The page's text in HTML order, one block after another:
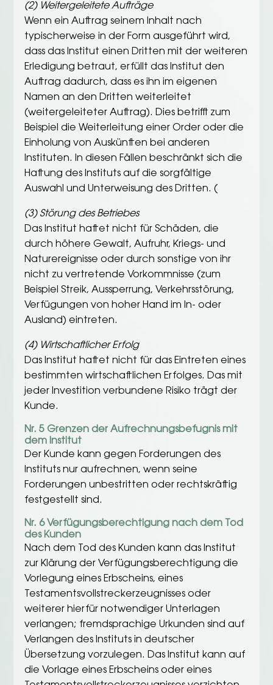
(2) Weitergeleitete Aufträge
Wenn ein Auftrag seinem Inhalt nach
typischerweise in der Form ausgeführt wird,
dass das Institut einen Dritten mit der weiteren
Erledigung betraut, erfüllt das Institut den
Auftrag dadurch, dass es ihn im eigenen
Namen an den Dritten weiterleitet
(weitergeleiteter Auftrag). Dies betrifft zum
Beispiel die Weiterleitung einer Order oder die
Einholung von Auskünften bei anderen
Instituten. In diesen Fällen beschränkt sich die
Haftung des Instituts auf die sorgfältige
Auswahl und Unterweisung des Dritten. (
(3) Störung des Betriebes
Das Institut haftet nicht für Schäden, die
durch höhere Gewalt, Aufruhr, Kriegs- und
Naturereignisse oder durch sonstige von ihr
nicht zu vertretende Vorkommnisse (zum
Beispiel Streik, Aussperrung, Verkehrsstörung,
Verfügungen von hoher Hand im In- oder
Ausland) eintreten.
(4) Wirtschaftlicher Erfolg
Das Institut haftet nicht für das Eintreten eines
bestimmten wirtschaftlichen Erfolges. Das mit
jeder Investition verbundene Risiko trägt der
Kunde.
Nr. 5 Grenzen der Aufrechnungsbefugnis mit
dem Institut
Der Kunde kann gegen Forderungen des
Instituts nur aufrechnen, wenn seine
Forderungen unbestritten oder rechtskräftig
festgestellt sind.
Nr. 6 Verfügungsberechtigung nach dem Tod
des Kunden
Nach dem Tod des Kunden kann das Institut
zur Klärung der Verfügungsberechtigung die
Vorlegung eines Erbscheins, eines
Testamentsvollstreckerzeugnisses oder
weiterer hierfür notwendiger Unterlagen
verlangen; fremdsprachige Urkunden sind auf
Verlangen des Instituts in deutscher
Übersetzung vorzulegen. Das Institut kann auf
die Vorlage eines Erbscheins oder eines